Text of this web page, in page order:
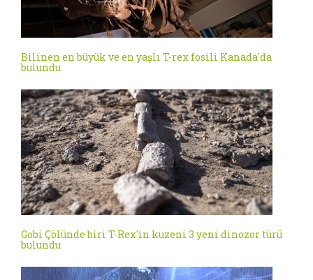
Bilinen en büyük ve en yaşlı T-rex fosili Kanada'da
bulundu
Gobi Çölünde biri T-Rex'in kuzeni 3 yeni dinozor türü
bulundu